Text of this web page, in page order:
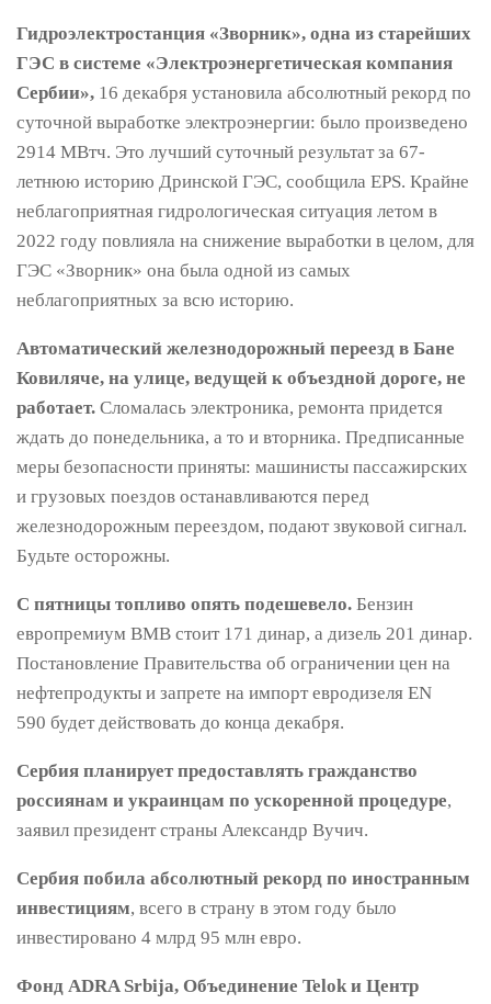
Гидроэлектростанция «Зворник», одна из старейших
ГЭС в системе «Электроэнергетическая компания
Сербии», 16 декабря установила абсолютный рекорд по
суточной выработке электроэнергии: было произведено
2914 МВтч. Это лучший суточный результат за 67-
летнюю историю Дринской ГЭС, сообщила EPS. Крайне
неблагоприятная гидрологическая ситуация летом в
2022 году повлияла на снижение выработки в целом, для
ГЭС «Зворник» она была одной из самых
неблагоприятных за всю историю.
Автоматический железнодорожный переезд в Бане
Ковиляче, на улице, ведущей к объездной дороге, не
работает. Сломалась электроника, ремонта придется
ждать до понедельника, а то и вторника. Предписанные
меры безопасности приняты: машинисты пассажирских
и грузовых поездов останавливаются перед
железнодорожным переездом, подают звуковой сигнал.
Будьте осторожны.
С пятницы топливо опять подешевело. Бензин
европремиум ВМВ стоит 171 динар, а дизель 201 динар.
Постановление Правительства об ограничении цен на
нефтепродукты и запрете на импорт евродизеля EN
590 будет действовать до конца декабря.
Сербия планирует предоставлять гражданство
россиянам и украинцам по ускоренной процедуре,
заявил президент страны Александр Вучич.
Сербия побила абсолютный рекорд по иностранным
инвестициям, всего в страну в этом году было
инвестировано 4 млрд 95 млн евро.
Фонд ADRA Srbija, Объединение Telok и Центр